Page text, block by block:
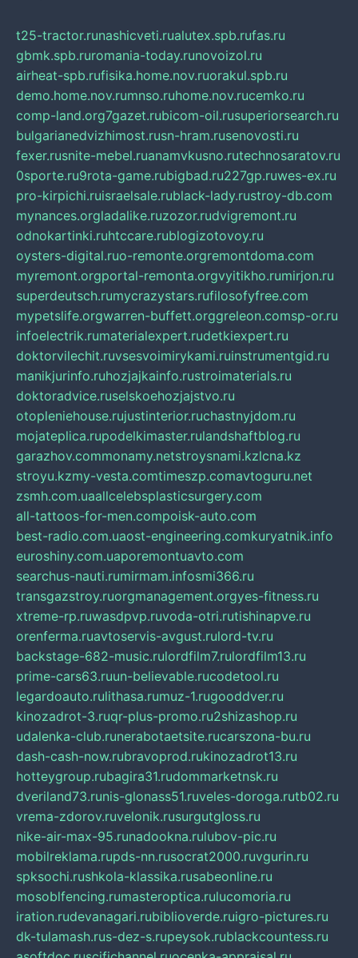
t25-tractor.runashicveti.rualutex.spb.rufas.ru
gbmk.spb.ruromania-today.runovoizol.ru
airheat-spb.rufisika.home.nov.ruorakul.spb.ru
demo.home.nov.rumnso.ruhome.nov.rucemko.ru
comp-land.org7gazet.rubicom-oil.rusuperiorsearch.ru
bulgarianedvizhimost.rusn-hram.rusenovosti.ru
fexer.rusnite-mebel.ruanamvkusno.rutechnosaratov.ru
0sporte.ru9rota-game.rubigbad.ru227gp.ruwes-ex.ru
pro-kirpichi.ruisraelsale.rublack-lady.rustroy-db.com
mynances.orgladalike.ruzozor.rudvigremont.ru
odnokartinki.ruhtccare.rublogizotovoy.ru
oysters-digital.ruo-remonte.orgremontdoma.com
myremont.orgportal-remonta.orgvyitikho.rumirjon.ru
superdeutsch.rumycrazystars.rufilosofyfree.com
mypetslife.orgwarren-buffett.orggreleon.comsp-or.ru
infoelectrik.rumaterialexpert.rudetkiexpert.ru
doktorvilechit.ruvsesvoimirykami.ruinstrumentgid.ru
manikjurinfo.ruhozjajkainfo.rustroimaterials.ru
doktoradvice.ruselskoehozjajstvo.ru
otopleniehouse.rujustinterior.ruchastnyjdom.ru
mojateplica.rupodelkimaster.rulandshaftblog.ru
garazhov.commonamy.netstroysnami.kzlcna.kz
stroyu.kzmy-vesta.comtimeszp.comavtoguru.net
zsmh.com.uaallcelebsplasticsurgery.com
all-tattoos-for-men.compoisk-auto.com
best-radio.com.uaost-engineering.comkuryatnik.info
euroshiny.com.uaporemontuavto.com
searchus-nauti.rumirmam.infosmi366.ru
transgazstroy.ruorgmanagement.orgyes-fitness.ru
xtreme-rp.ruwasdpvp.ruvoda-otri.rutishinapve.ru
orenferma.ruavtoservis-avgust.rulord-tv.ru
backstage-682-music.rulordfilm7.rulordfilm13.ru
prime-cars63.ruun-believable.rucodetool.ru
legardoauto.rulithasa.rumuz-1.rugooddver.ru
kinozadrot-3.ruqr-plus-promo.ru2shizashop.ru
udalenka-club.runerabotaetsite.rucarszona-bu.ru
dash-cash-now.rubravoprod.rukinozadrot13.ru
hotteygroup.rubagira31.rudommarketnsk.ru
dveriland73.runis-glonass51.ruveles-doroga.rutb02.ru
vrema-zdorov.ruvelonik.rusurgutgloss.ru
nike-air-max-95.runadookna.rulubov-pic.ru
mobilreklama.rupds-nn.rusocrat2000.ruvgurin.ru
spksochi.rushkola-klassika.rusabeonline.ru
mosoblfencing.rumasteroptica.rulucomoria.ru
iration.rudevanagari.rubiblioverde.ruigro-pictures.ru
dk-tulamash.rus-dez-s.rupeysok.rublackcountess.ru